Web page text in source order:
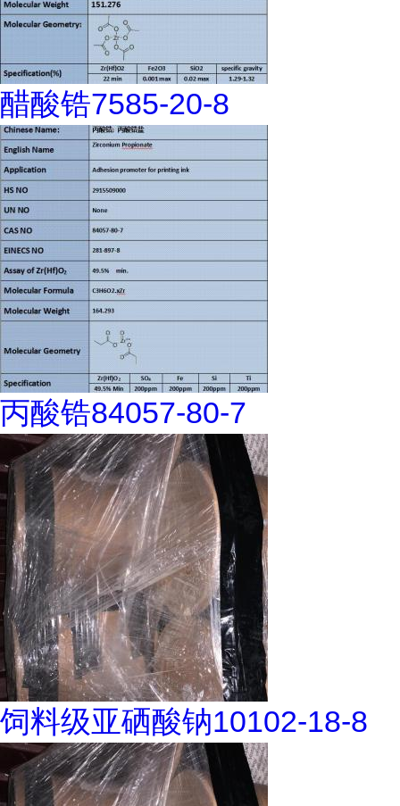
醋酸锆7585-20-8
丙酸锆84057-80-7
饲料级亚硒酸钠10102-18-8